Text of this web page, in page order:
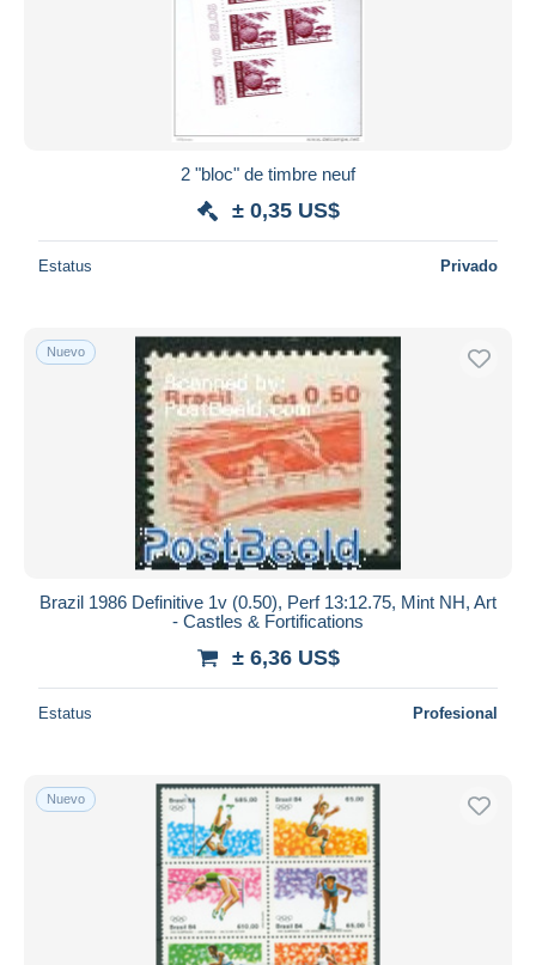
2 "bloc" de timbre neuf
± 0,35 US$
Estatus Privado
Nuevo
Brazil 1986 Definitive 1v (0.50), Perf 13:12.75, Mint NH, Art
- Castles & Fortifications
± 6,36 US$
Estatus Profesional
Nuevo